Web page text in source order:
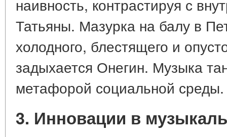
наивность, контрастируя с
Татьяны. Мазурка на балу в
холодного, блестящего и
задыхается Онегин. Музыка
метафорой социальной среды.
3. Инновации в